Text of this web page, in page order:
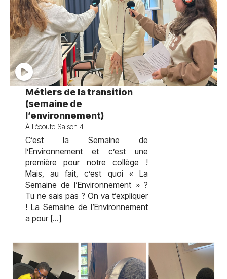
Métiers de la transition
(semaine de
l’environnement)
À l'écoute Saison 4
C’est la Semaine de
l’Environnement et c’est une
première pour notre collège !
Mais, au fait, c’est quoi « La
Semaine de l’Environnement » ?
Tu ne sais pas ? On va t’expliquer
! La Semaine de l’Environnement
a pour […]